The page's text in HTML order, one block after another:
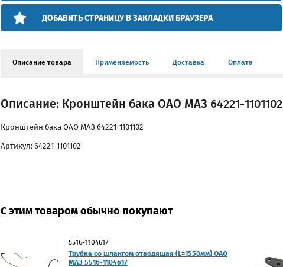
ДОБАВИТЬ СТРАНИЦУ В ЗАКЛАДКИ БРАУЗЕРА
Описание товара Применяемость Доставка Оплата
Описание: Кронштейн бака ОАО МАЗ 64221-1101102
Кронштейн бака ОАО МАЗ 64221-1101102
Артикул: 64221-1101102
С этим товаром обычно покупают
5516-1104617
Трубка со шлангом отводящая (L=1550мм) ОАО
МАЗ 5516-1104617